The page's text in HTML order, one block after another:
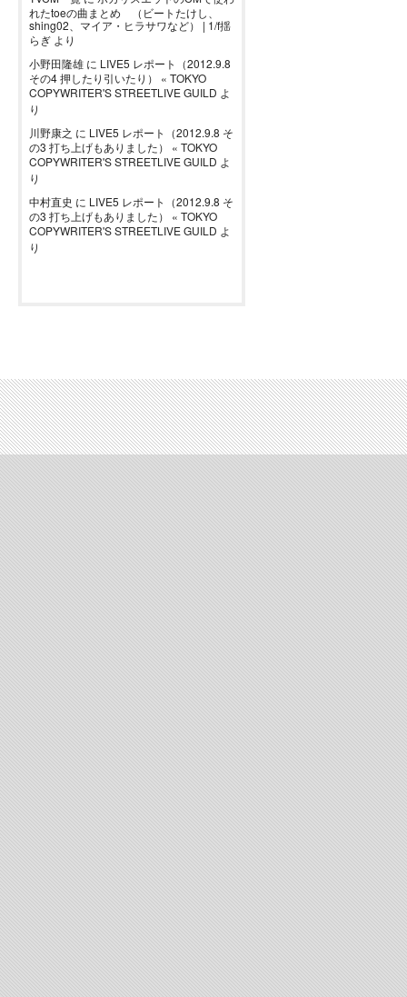
れたtoeの曲まとめ （ビートたけし、
shing02、マイア・ヒラサワなど） | 1/f揺
らぎ より
小野田隆雄 に LIVE5 レポート（2012.9.8
その4 押したり引いたり） « TOKYO
COPYWRITER'S STREETLIVE GUILD よ
り
川野康之 に LIVE5 レポート（2012.9.8 そ
の3 打ち上げもありました） « TOKYO
COPYWRITER'S STREETLIVE GUILD よ
り
中村直史 に LIVE5 レポート（2012.9.8 そ
の3 打ち上げもありました） « TOKYO
COPYWRITER'S STREETLIVE GUILD よ
り